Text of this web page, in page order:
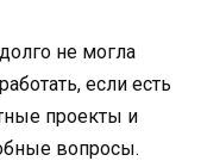
не могла
если есть
проекты и
вопросы.